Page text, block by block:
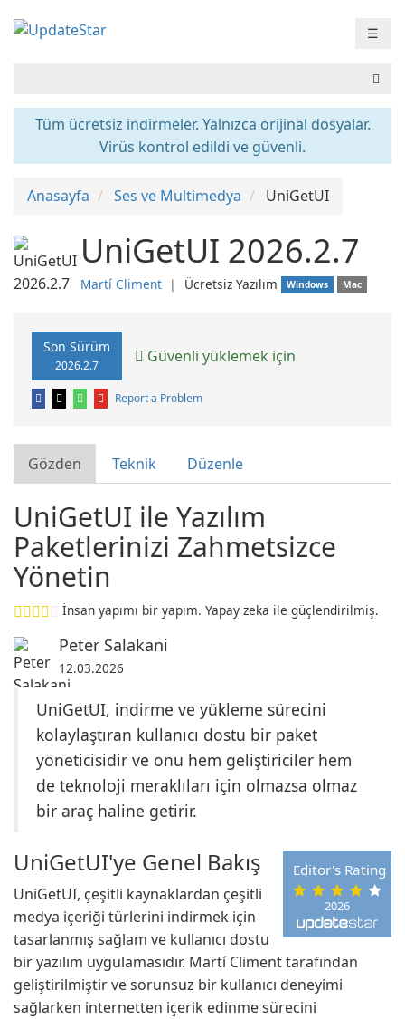
☰
Tüm ücretsiz indirmeler. Yalnızca orijinal dosyalar.
Virüs kontrol edildi ve güvenli.
Anasayfa Ses ve Multimedya UniGetUI
UniGetUI 2026.2.7
Martí Climent ❘ Ücretsiz Yazılım Windows Mac
Son Sürüm
2026.2.7 Güvenli yüklemek için
Report a Problem
Gözden Teknik Düzenle
UniGetUI ile Yazılım
Paketlerinizi Zahmetsizce
Yönetin
İnsan yapımı bir yapım. Yapay zeka ile güçlendirilmiş.
Peter Salakani
12.03.2026
UniGetUI, indirme ve yükleme sürecini
kolaylaştıran kullanıcı dostu bir paket
yöneticisidir ve onu hem geliştiriciler hem
de teknoloji meraklıları için olmazsa olmaz
bir araç haline getirir.
2026
Editor's Rating
UniGetUI'ye Genel Bakış
UniGetUI, çeşitli kaynaklardan çeşitli
medya içeriği türlerini indirmek için
tasarlanmış sağlam ve kullanıcı dostu
bir yazılım uygulamasıdır. Martí Climent tarafından
geliştirilmiştir ve sorunsuz bir kullanıcı deneyimi
sağlarken internetten içerik edinme sürecini